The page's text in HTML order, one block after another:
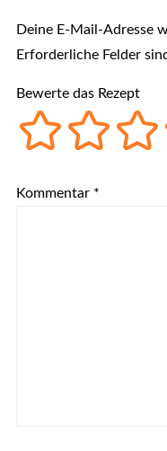
Deine E-Mail-Adresse
Erforderliche Felder
Bewerte das Rezept
Kommentar *